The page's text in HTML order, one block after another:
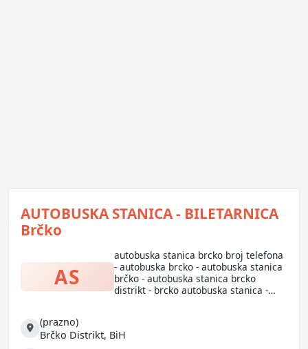
AUTOBUSKA STANICA - BILETARNICA
Brčko
AS
autobuska stanica brcko broj telefona
- autobuska brcko - autobuska stanica
brčko - autobuska stanica brcko
distrikt - brcko autobuska stanica -
broj autobuske u brčkom
Adresa
(prazno)
Brčko Distrikt, BiH